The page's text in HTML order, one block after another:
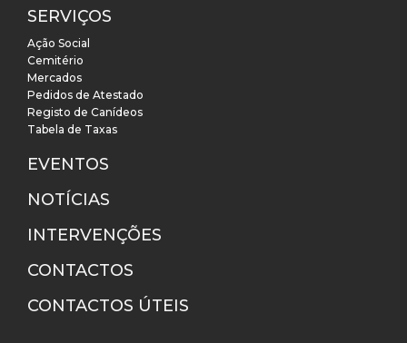
SERVIÇOS
Ação Social
Cemitério
Mercados
Pedidos de Atestado
Registo de Canídeos
Tabela de Taxas
EVENTOS
NOTÍCIAS
INTERVENÇÕES
CONTACTOS
CONTACTOS ÚTEIS